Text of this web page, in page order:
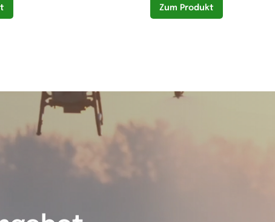
Zum Produkt